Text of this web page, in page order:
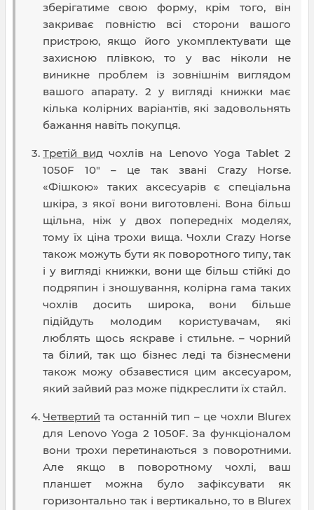
зберігатиме свою форму, крім того, він
закриває повністю всі сторони вашого
пристрою, якщо його укомплектувати ще
захисною плівкою, то у вас ніколи не
виникне проблем із зовнішнім виглядом
вашого апарату. 2 у вигляді книжки має
кілька колірних варіантів, які задовольнять
бажання навіть покупця.
Третій вид чохлів на Lenovo Yoga Tablet 2
1050F 10" – це так звані Crazy Horse.
«Фішкою» таких аксесуарів є спеціальна
шкіра, з якої вони виготовлені. Вона більш
щільна, ніж у двох попередніх моделях,
тому їх ціна трохи вища. Чохли Crazy Horse
також можуть бути як поворотного типу, так
і у вигляді книжки, вони ще більш стійкі до
подряпин і зношування, колірна гама таких
чохлів досить широка, вони більше
підійдуть молодим користувачам, які
люблять щось яскраве і стильне. – чорний
та білий, так що бізнес леді та бізнесмени
також можу обзавестися цим аксесуаром,
який зайвий раз може підкреслити їх стайл.
Четвертий та останній тип – це чохли Blurex
для Lenovo Yoga 2 1050F. За функціоналом
вони трохи перетинаються з поворотними.
Але якщо в поворотному чохлі, ваш
планшет можна було зафіксувати як
горизонтально так і вертикально, то в Blurex